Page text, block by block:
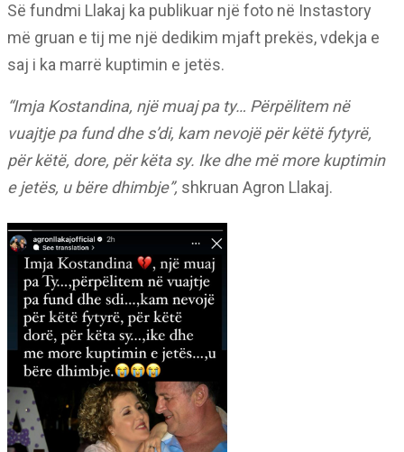
Së fundmi Llakaj ka publikuar një foto në Instastory
më gruan e tij me një dedikim mjaft prekës, vdekja e
saj i ka marrë kuptimin e jetës.
“Imja Kostandina, një muaj pa ty… Përpëlitem në
vuajtje pa fund dhe s’di, kam nevojë për këtë fytyrë,
për këtë, dore, për këta sy. Ike dhe më more kuptimin
e jetës, u bëre dhimbje”, shkruan Agron Llakaj.